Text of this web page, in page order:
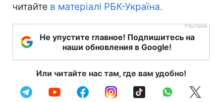
читайте в матеріалі РБК-Україна.
Не упустите главное! Подпишитесь на
наши обновления в Google!
Или читайте нас там, где вам удобно!